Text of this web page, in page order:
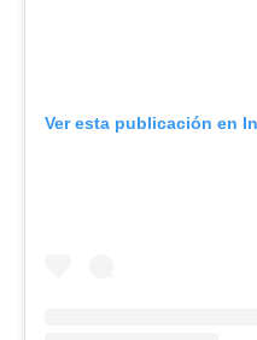
Ver esta publicación en